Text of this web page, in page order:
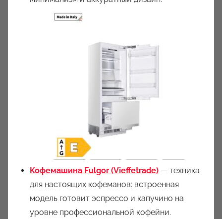
Кофемашина Fulgor (Vieffetrade) — техника
для настоящих кофеманов: встроенная
модель готовит эспрессо и капучино на
уровне профессиональной кофейни.